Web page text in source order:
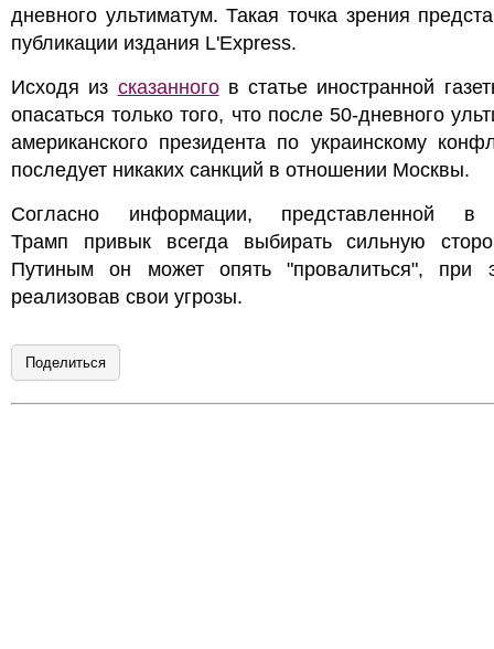
дневного ультиматум. Такая точка зрения
публикации издания L'Express.
Исходя из сказанногов статье иностранной
опасаться только того, что после 50-дневного
американского президента по украинскому
последует никаких санкций в отношении Москвы.
Согласно информации, представленной в
Трамп привык всегда выбирать сильную
Путиным он может опять "провалиться", при
реализовав свои угрозы.
Поделиться